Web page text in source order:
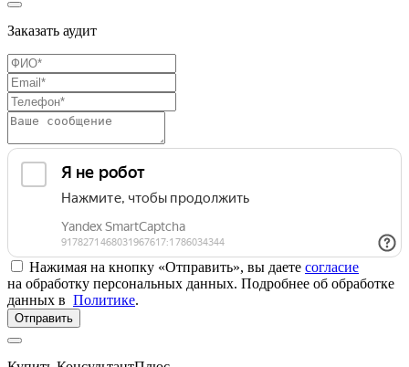
Заказать аудит
Нажимая на кнопку «Отправить», вы даете согласие
на обработку персональных данных. Подробнее об обработке
данных в Политике.
Отправить